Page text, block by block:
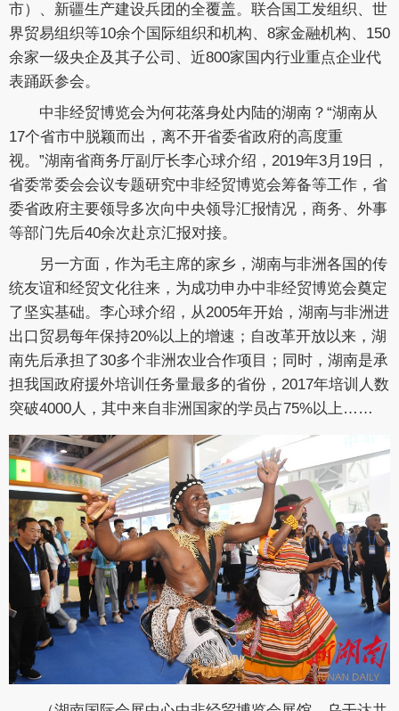
市）、新疆生产建设兵团的全覆盖。联合国工发组织、世
界贸易组织等10余个国际组织和机构、8家金融机构、150
余家一级央企及其子公司、近800家国内行业重点企业代
表踊跃参会。
中非经贸博览会为何花落身处内陆的湖南？“湖南从
17个省市中脱颖而出，离不开省委省政府的高度重
视。”湖南省商务厅副厅长李心球介绍，2019年3月19日，
省委常委会会议专题研究中非经贸博览会筹备等工作，省
委省政府主要领导多次向中央领导汇报情况，商务、外事
等部门先后40余次赴京汇报对接。
另一方面，作为毛主席的家乡，湖南与非洲各国的传
统友谊和经贸文化往来，为成功申办中非经贸博览会奠定
了坚实基础。李心球介绍，从2005年开始，湖南与非洲进
出口贸易每年保持20%以上的增速；自改革开放以来，湖
南先后承担了30多个非洲农业合作项目；同时，湖南是承
担我国政府援外培训任务量最多的省份，2017年培训人数
突破4000人，其中来自非洲国家的学员占75%以上……